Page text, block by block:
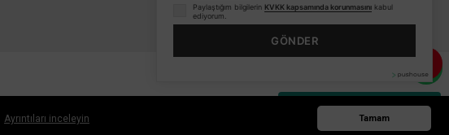
Ayrıntıları inceleyin Tamam
Whatsapp Bilgi Hattı
Paylaştığım bilgilerin KVKK kapsamında korunmasını kabul
ediyorum.
GÖNDER